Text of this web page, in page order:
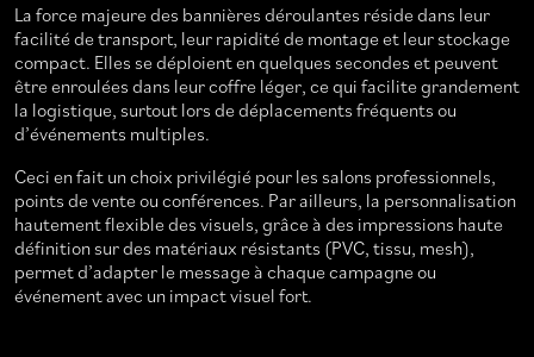
La force majeure des bannières déroulantes réside dans leur
facilité de transport, leur rapidité de montage et leur stockage
compact. Elles se déploient en quelques secondes et peuvent
être enroulées dans leur coffre léger, ce qui facilite grandement
la logistique, surtout lors de déplacements fréquents ou
d’événements multiples.
Ceci en fait un choix privilégié pour les salons professionnels,
points de vente ou conférences. Par ailleurs, la personnalisation
hautement flexible des visuels, grâce à des impressions haute
définition sur des matériaux résistants (PVC, tissu, mesh),
permet d’adapter le message à chaque campagne ou
événement avec un impact visuel fort.